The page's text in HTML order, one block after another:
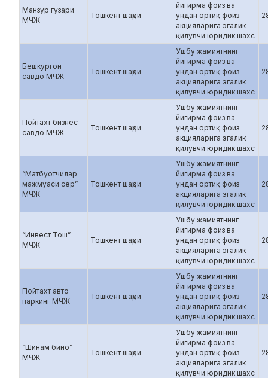
Манзур гузари
МЧЖ
Тошкент шаҳри
йигирма фоиз ва
ундан ортиқ фоиз
акцияларига эгалик
қилувчи юридик шахс
Бешкургон
савдо МЧЖ
Тошкент шаҳри
Ушбу жамиятнинг
йигирма фоиз ва
ундан ортиқ фоиз
акцияларига эгалик
қилувчи юридик шахс
Пойтахт бизнес
савдо МЧЖ
Тошкент шаҳри
Ушбу жамиятнинг
йигирма фоиз ва
ундан ортиқ фоиз
акцияларига эгалик
қилувчи юридик шахс
“Матбуотчилар
мажмуаси сер”
МЧЖ
Тошкент шаҳри
Ушбу жамиятнинг
йигирма фоиз ва
ундан ортиқ фоиз
акцияларига эгалик
қилувчи юридик шахс
“Инвест Тош”
МЧЖ
Тошкент шаҳри
Ушбу жамиятнинг
йигирма фоиз ва
ундан ортиқ фоиз
акцияларига эгалик
қилувчи юридик шахс
Пойтахт авто
паркинг МЧЖ
Тошкент шаҳри
Ушбу жамиятнинг
йигирма фоиз ва
ундан ортиқ фоиз
акцияларига эгалик
қилувчи юридик шахс
“Шинам бино”
МЧЖ
Тошкент шаҳри
Ушбу жамиятнинг
йигирма фоиз ва
ундан ортиқ фоиз
акцияларига эгалик
қилувчи юридик шахс